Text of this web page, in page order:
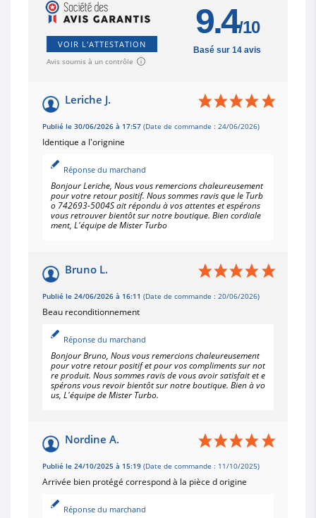
VOIR L'ATTESTATION
Avis soumis à un contrôle
9.4/10
Basé sur 14 avis
Leriche J.
Publié le 30/06/2026 à 17:57 (Date de commande : 24/06/2026)
Identique a l'orignine
Réponse du marchand
Bonjour Leriche, Nous vous remercions chaleureusement
pour votre retour positif. Nous sommes ravis que le Turb
o 742693-5004S ait répondu à vos attentes et espérons
vous retrouver bientôt sur notre boutique. Bien cordiale
ment, L'équipe de Mister Turbo
Bruno L.
Publié le 24/06/2026 à 16:11 (Date de commande : 20/06/2026)
Beau reconditionnement
Réponse du marchand
Bonjour Bruno, Nous vous remercions chaleureusement
pour votre retour positif et pour vos compliments sur not
re produit. Nous sommes ravis de vous avoir satisfait et e
spérons vous revoir bientôt sur notre boutique. Bien à vo
us, L'équipe de Mister Turbo.
Nordine A.
Publié le 24/10/2025 à 15:19 (Date de commande : 11/10/2025)
Arrivée bien protégé correspond à la pièce d origine
Réponse du marchand